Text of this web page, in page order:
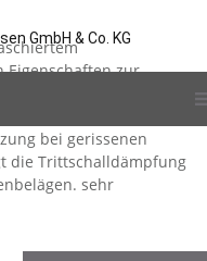
Eigenschaften zur
bei gerissenen
die Trittschalldämpfung
sehr